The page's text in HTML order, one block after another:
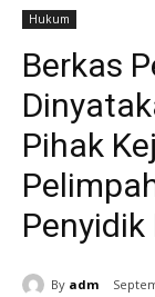
Hukum
Berkas
Pihak
Penyidik
By adm